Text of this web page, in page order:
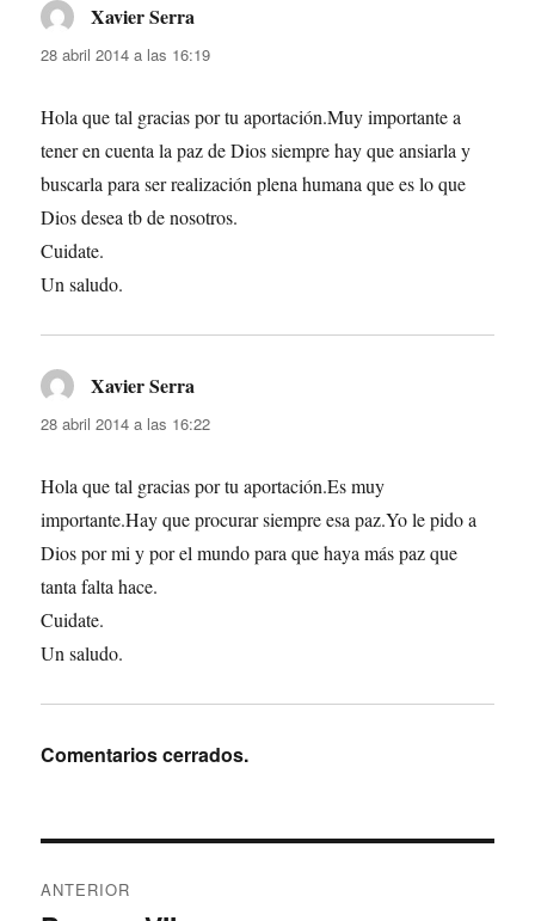
Xavier Serra
28 abril 2014 a las 16:19
Hola que tal gracias por tu aportación.Muy importante a
tener en cuenta la paz de Dios siempre hay que ansiarla y
buscarla para ser realización plena humana que es lo que
Dios desea tb de nosotros.
Cuidate.
Un saludo.
Xavier Serra
28 abril 2014 a las 16:22
Hola que tal gracias por tu aportación.Es muy
importante.Hay que procurar siempre esa paz.Yo le pido a
Dios por mi y por el mundo para que haya más paz que
tanta falta hace.
Cuidate.
Un saludo.
Comentarios cerrados.
ANTERIOR